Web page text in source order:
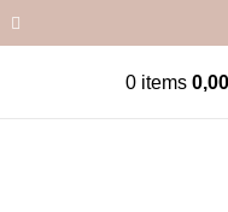
0 items 0,00